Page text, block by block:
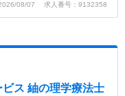
08/07 求人番号：9132358
ビス 紬の理学療法士